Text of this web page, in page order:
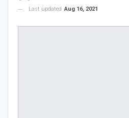
Last updated Aug 16, 2021